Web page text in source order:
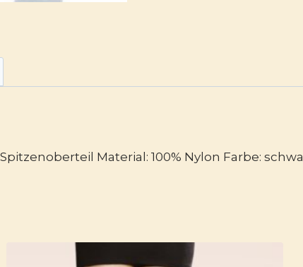
Material: 100% Nylon Farbe: